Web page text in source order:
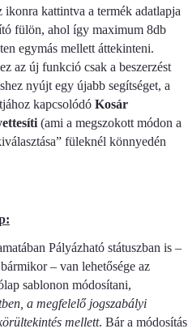
ikonra kattintva a termék adatlapja
fülön, ahol így maximum 8db
egymás mellett áttekinteni.
az új funkció csak a beszerzést
nyújt egy újabb segítséget, a
kapcsolódó Kosár
(ami a megszokott módon a
füleknél könnyedén
Pályázható státuszban is –
– van lehetősége az
sablonon módosítani,
a megfelelő jogszabályi
mellett. Bár a módosítás